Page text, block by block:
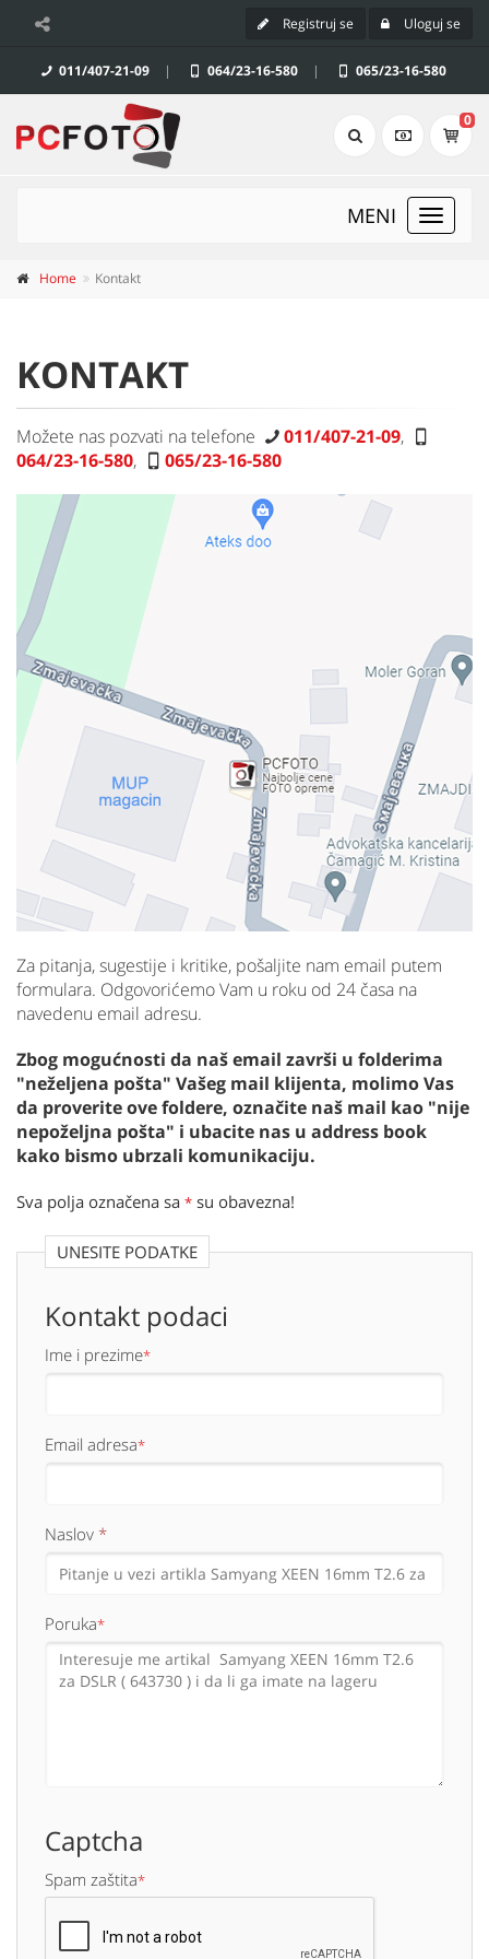
Registruj se Uloguj se
011/407-21-09 | 064/23-16-580 | 065/23-16-580
0
Toggle
MENI
Home Kontakt
KONTAKT
Možete nas pozvati na telefone 011/407-21-09,
064/23-16-580, 065/23-16-580
Za pitanja, sugestije i kritike, pošaljite nam email putem
formulara. Odgovorićemo Vam u roku od 24 časa na
navedenu email adresu.
Zbog mogućnosti da naš email završi u folderima
"neželjena pošta" Vašeg mail klijenta, molimo Vas
da proverite ove foldere, označite naš mail kao "nije
nepoželjna pošta" i ubacite nas u address book
kako bismo ubrzali komunikaciju.
Sva polja označena sa * su obavezna!
UNESITE PODATKE
Kontakt podaci
Ime i prezime*
Email adresa*
Naslov *
Poruka*
Captcha
Spam zaštita*